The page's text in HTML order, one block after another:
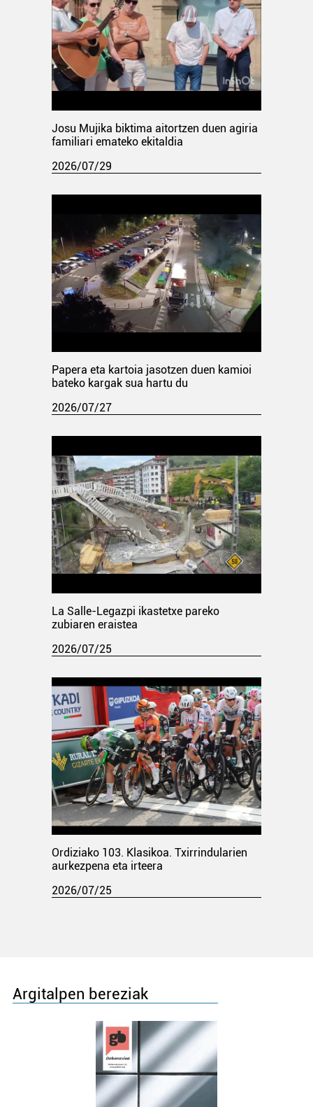
Josu Mujika biktima aitortzen duen agiria
familiari emateko ekitaldia
2026/07/29
Papera eta kartoia jasotzen duen kamioi
bateko kargak sua hartu du
2026/07/27
La Salle-Legazpi ikastetxe pareko
zubiaren eraistea
2026/07/25
Ordiziako 103. Klasikoa. Txirrindularien
aurkezpena eta irteera
2026/07/25
Argitalpen bereziak